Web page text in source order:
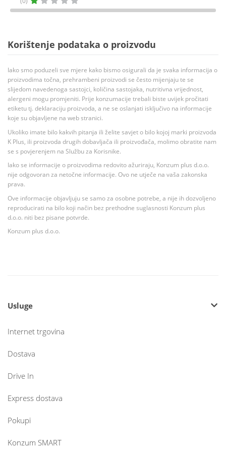
Korištenje podataka o proizvodu
Iako smo poduzeli sve mjere kako bismo osigurali da je svaka informacija o
proizvodima točna, prehrambeni proizvodi se često mijenjaju te se
slijedom navedenoga sastojci, količina sastojaka, nutritivna vrijednost,
alergeni mogu promjeniti. Prije konzumacije trebali biste uvijek pročitati
etiketu tj. deklaraciju proizvoda, a ne se oslanjati isključivo na informacije
koje su objavljene na web stranici.
Ukoliko imate bilo kakvih pitanja ili želite savjet o bilo kojoj marki proizvoda
K Plus, ili proizvoda drugih dobavljača ili proizvođača, molimo obratite nam
se s povjerenjem na Službu za Korisnike.
Iako se informacije o proizvodima redovito ažuriraju, Konzum plus d.o.o.
nije odgovoran za netočne informacije. Ovo ne utječe na vaša zakonska
prava.
Ove informacije objavljuju se samo za osobne potrebe, a nije ih dozvoljeno
reproducirati na bilo koji način bez prethodne suglasnosti Konzum plus
d.o.o. niti bez pisane potvrde.
Konzum plus d.o.o.
Usluge
Internet trgovina
Dostava
Drive In
Express dostava
Pokupi
Konzum SMART